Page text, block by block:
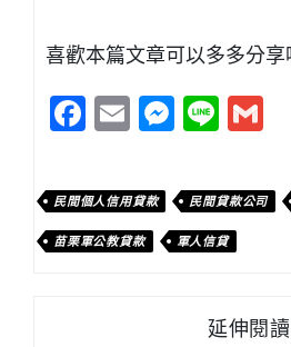
喜歡本篇文章可以多多分享
Facebook
Email Line
民間個人信用貸款 民間貸款公司
苗栗軍公教貸款 軍人信貸
延伸閱讀